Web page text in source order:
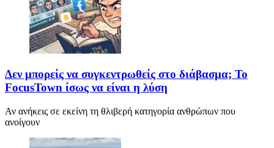
Δεν μπορείς να συγκεντρωθείς στο διάβασμα; Το
FocusTown ίσως να είναι η λύση
Αν ανήκεις σε εκείνη τη θλιβερή κατηγορία ανθρώπων που
ανοίγουν